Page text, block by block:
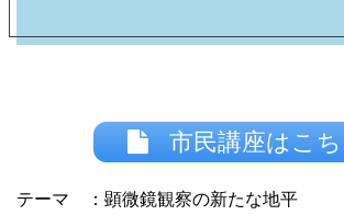
市民講座はこち
テーマ ：顕微鏡観察の新たな地平